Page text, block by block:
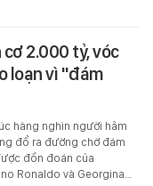
2.000 tỷ, vóc
loạn vì "đám
hàng nghìn người hâm
đổ ra đường chờ đám
đồn đoán của
Ronaldo và Georgina…